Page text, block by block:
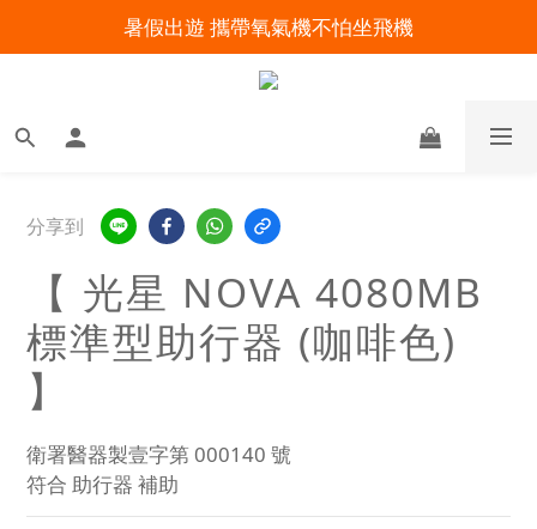
明陽來村全館免運優惠中
暑假出遊 攜帶氧氣機不怕坐飛機
明陽來村全館免運優惠中
分享到
【 光星 NOVA 4080MB
標準型助行器 (咖啡色)
】
衛署醫器製壹字第 000140 號
符合 助行器 補助